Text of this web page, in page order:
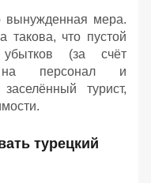
вынужденная мера.
такова, что пустой
(за счёт
на персонал и
турист,
турецкий